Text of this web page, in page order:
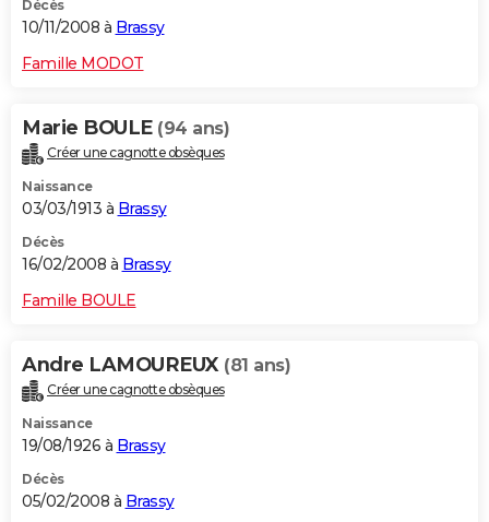
Décès
10/11/2008 à Brassy
Famille MODOT
Marie BOULE (94 ans)
Créer une cagnotte obsèques
Naissance
03/03/1913 à Brassy
Décès
16/02/2008 à Brassy
Famille BOULE
Andre LAMOUREUX (81 ans)
Créer une cagnotte obsèques
Naissance
19/08/1926 à Brassy
Décès
05/02/2008 à Brassy